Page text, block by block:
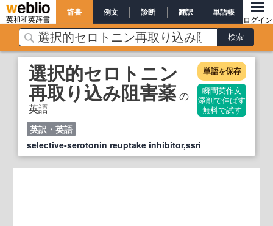
英和和英辞書
辞書 例文 診断 翻訳 単語帳
ログイン
選択的セロトニン
再取り込み阻害薬 の
英語
単語を保存
瞬間英作文
添削で伸ばす
無料で試す
英訳・英語
selective-serotonin reuptake inhibitor,ssri